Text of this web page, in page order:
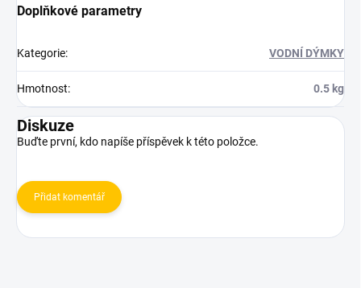
Doplňkové parametry
Kategorie: VODNÍ DÝMKY
Hmotnost: 0.5 kg
Diskuze
Buďte první, kdo napíše příspěvek k této položce.
Přidat komentář